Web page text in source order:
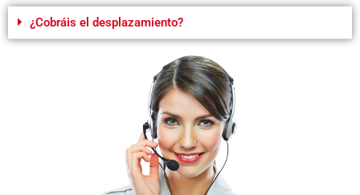
¿Cobráis el desplazamiento?